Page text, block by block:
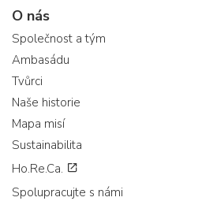
O nás
Společnost a tým
Ambasádu
Tvůrci
Naše historie
Mapa misí
Sustainabilita
Ho.Re.Ca.
Spolupracujte s námi